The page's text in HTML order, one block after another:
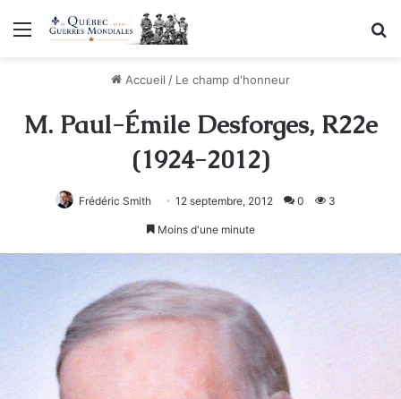
Menu
Accueil / Le champ d'honneur
M. Paul-Émile Desforges, R22e
(1924-2012)
Frédéric Smith 12 septembre, 2012 0 3
Moins d'une minute